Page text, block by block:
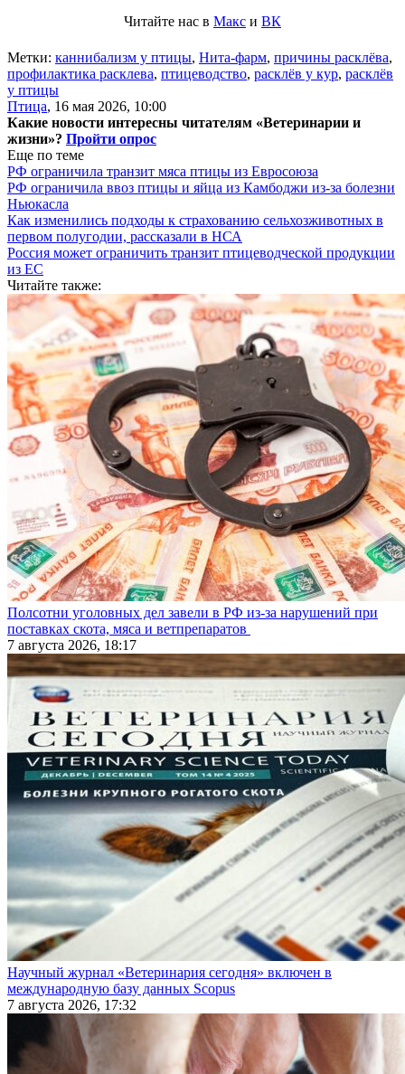
Читайте нас в Макс и ВК
Метки: каннибализм у птицы, Нита-фарм, причины расклёва,
профилактика расклева, птицеводство, расклёв у кур, расклёв
у птицы
Птица, 16 мая 2026, 10:00
Какие новости интересны читателям «Ветеринарии и
жизни»? Пройти опрос
Еще по теме
РФ ограничила транзит мяса птицы из Евросоюза
РФ ограничила ввоз птицы и яйца из Камбоджи из-за болезни
Ньюкасла
Как изменились подходы к страхованию сельхозживотных в
первом полугодии, рассказали в НСА
Россия может ограничить транзит птицеводческой продукции
из ЕС
Читайте также:
Полсотни уголовных дел завели в РФ из-за нарушений при
поставках скота, мяса и ветпрепаратов
7 августа 2026, 18:17
Научный журнал «Ветеринария сегодня» включен в
международную базу данных Scopus
7 августа 2026, 17:32